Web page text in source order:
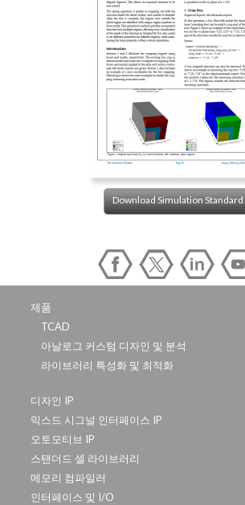
Download Simulation Standard
제품
TCAD
아날로그 커스텀 디자인 및 분석
라이브러리 특성화 및 최적화
디자인 IP
믹스드 시그널 인터페이스 IP
오토모티브 IP
스탠더드 셀 라이브러리
메모리 컴파일러
인터페이스 및 I/O